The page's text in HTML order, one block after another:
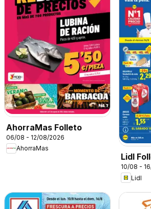
AhorraMas Folleto
06/08 - 12/08/2026
AhorraMas
Lidl
10/08 -
Lidl